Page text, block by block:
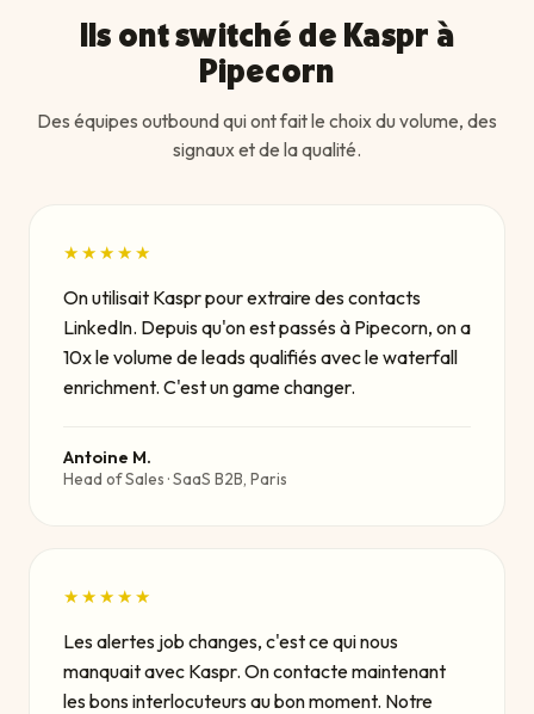
Ils ont switché de Kaspr à
Pipecorn
Des équipes outbound qui ont fait le choix du volume, des
signaux et de la qualité.
★★★★★
On utilisait Kaspr pour extraire des contacts
LinkedIn. Depuis qu'on est passés à Pipecorn, on a
10x le volume de leads qualifiés avec le waterfall
enrichment. C'est un game changer.
Antoine M.
Head of Sales · SaaS B2B, Paris
★★★★★
Les alertes job changes, c'est ce qui nous
manquait avec Kaspr. On contacte maintenant
les bons interlocuteurs au bon moment. Notre